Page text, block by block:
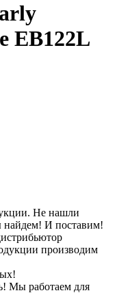
EB122L
Не нашли
найдем! И поставим!
производим
Мы работаем для